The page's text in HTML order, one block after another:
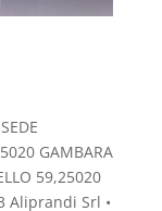
GAMBARA
59,25020
Aliprandi Srl •